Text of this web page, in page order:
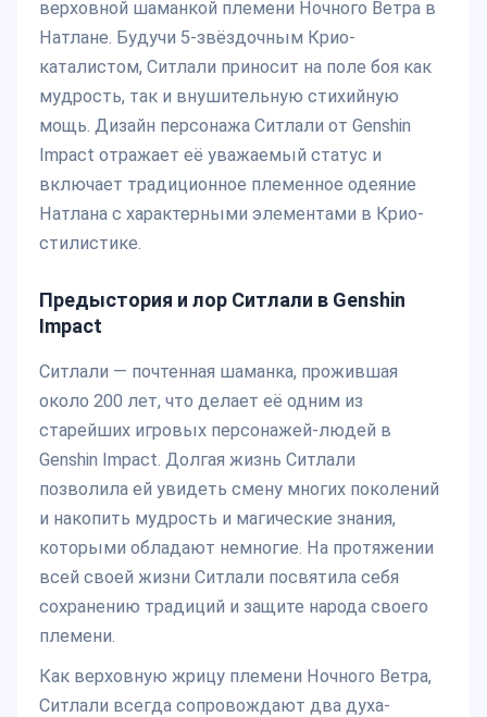
верховной шаманкой племени Ночного Ветра в
Натлане. Будучи 5-звёздочным Крио-
каталистом, Ситлали приносит на поле боя как
мудрость, так и внушительную стихийную
мощь. Дизайн персонажа Ситлали от Genshin
Impact отражает её уважаемый статус и
включает традиционное племенное одеяние
Натлана с характерными элементами в Крио-
стилистике.
Предыстория и лор Ситлали в Genshin
Impact
Ситлали — почтенная шаманка, прожившая
около 200 лет, что делает её одним из
старейших игровых персонажей-людей в
Genshin Impact. Долгая жизнь Ситлали
позволила ей увидеть смену многих поколений
и накопить мудрость и магические знания,
которыми обладают немногие. На протяжении
всей своей жизни Ситлали посвятила себя
сохранению традиций и защите народа своего
племени.
Как верховную жрицу племени Ночного Ветра,
Ситлали всегда сопровождают два духа-